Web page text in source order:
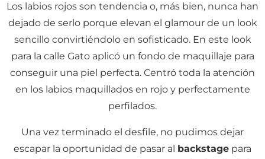
Los labios rojos son tendencia o, más bien, nunca han
dejado de serlo porque elevan el glamour de un look
sencillo convirtiéndolo en sofisticado. En este look
para la calle Gato aplicó un fondo de maquillaje para
conseguir una piel perfecta. Centró toda la atención
en los labios maquillados en rojo y perfectamente
perfilados.
Una vez terminado el desfile, no pudimos dejar
escapar la oportunidad de pasar al backstage para